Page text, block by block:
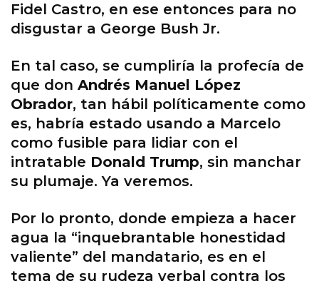
Fidel Castro, en ese entonces para no
disgustar a George Bush Jr.
En tal caso, se cumpliría la profecía de
que don Andrés Manuel López
Obrador, tan hábil políticamente como
es, habría estado usando a Marcelo
como fusible para lidiar con el
intratable Donald Trump, sin manchar
su plumaje. Ya veremos.
Por lo pronto, donde empieza a hacer
agua la “inquebrantable honestidad
valiente” del mandatario, es en el
tema de su rudeza verbal contra los